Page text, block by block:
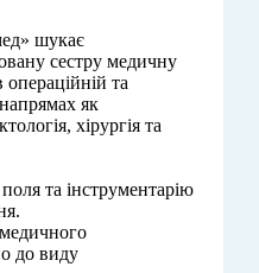
шукає
сестру медичну
та
як
хірургія та
та інструментарію
до виду